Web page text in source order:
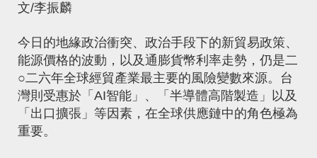
文/李振麟
今日的地緣政治衝突、政治手段下的新貿易政策、
能源價格的波動，以及通膨貨幣利率走勢，仍是二
○二六年全球經貿產業最主要的風險變數來源。台
灣則受惠於「AI智能」、「半導體高階製造」以及
「出口擴張」等因素，在全球供應鏈中的角色極為
重要。